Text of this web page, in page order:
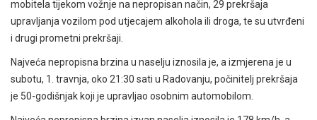
mobitela tijekom vožnje na nepropisan način, 29 prekršaja
upravljanja vozilom pod utjecajem alkohola ili droga, te su utvrđeni
i drugi prometni prekršaji.
Najveća nepropisna brzina u naselju iznosila je, a izmjerena je u
subotu, 1. travnja, oko 21:30 sati u Radovanju, počinitelj prekršaja
je 50-godišnjak koji je upravljao osobnim automobilom.